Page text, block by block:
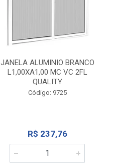
JANELA ALUMINIO BRANCO
L1,00XA1,00 MC VC 2FL
QUALITY
Código: 9725
R$ 237,76